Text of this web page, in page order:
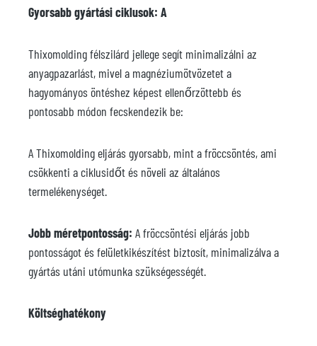
Gyorsabb gyártási ciklusok: A
Thixomolding félszilárd jellege segít minimalizálni az
anyagpazarlást, mivel a magnéziumötvözetet a
hagyományos öntéshez képest ellenőrzöttebb és
pontosabb módon fecskendezik be:
A Thixomolding eljárás gyorsabb, mint a fröccsöntés, ami
csökkenti a ciklusidőt és növeli az általános
termelékenységet.
Jobb méretpontosság: A fröccsöntési eljárás jobb
pontosságot és felületkikészítést biztosít, minimalizálva a
gyártás utáni utómunka szükségességét.
Költséghatékony